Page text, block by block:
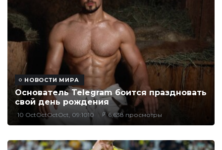
НОВОСТИ МИРА
Основатель Telegram боится праздновать
свой день рождения
10 OctOctOctOct, 09:1010 6,638 просмотры